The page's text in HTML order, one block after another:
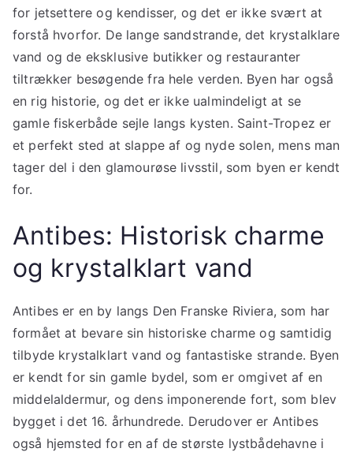
for jetsettere og kendisser, og det er ikke svært at
forstå hvorfor. De lange sandstrande, det krystalklare
vand og de eksklusive butikker og restauranter
tiltrækker besøgende fra hele verden. Byen har også
en rig historie, og det er ikke ualmindeligt at se
gamle fiskerbåde sejle langs kysten. Saint-Tropez er
et perfekt sted at slappe af og nyde solen, mens man
tager del i den glamourøse livsstil, som byen er kendt
for.
Antibes: Historisk charme
og krystalklart vand
Antibes er en by langs Den Franske Riviera, som har
formået at bevare sin historiske charme og samtidig
tilbyde krystalklart vand og fantastiske strande. Byen
er kendt for sin gamle bydel, som er omgivet af en
middelaldermur, og dens imponerende fort, som blev
bygget i det 16. århundrede. Derudover er Antibes
også hjemsted for en af de største lystbådehavne i